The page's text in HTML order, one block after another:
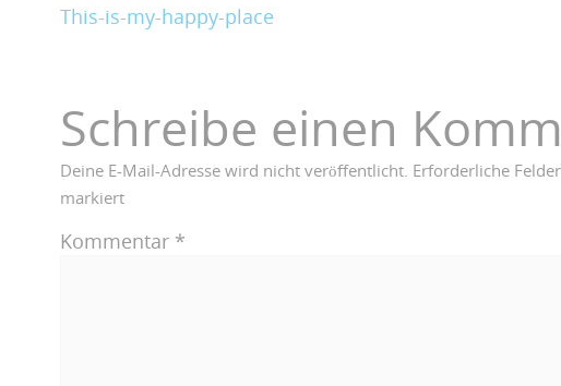
This-is-my-happy-place
Schreibe einen
Deine E-Mail-Adresse wird nicht veröffentlicht. Erforderliche
markiert
Kommentar *